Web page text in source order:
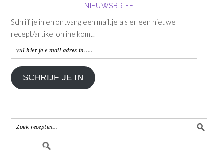
NIEUWSBRIEF
Schrijf je in en ontvang een mailtje als er een nieuwe
recept/artikel online komt!
vul
hier
je
e-
in.....
SCHRIJF JE IN